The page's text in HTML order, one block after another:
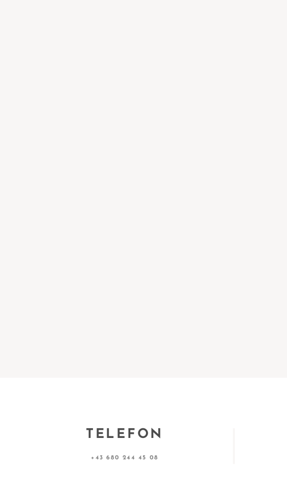
TELEFON
+43 680 244 45 08